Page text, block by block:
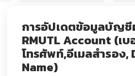
การอัปเดตข้อมูลบัญชี
RMUTL Account (เบ
โทรศัพท์,อีเมลสำรอง,
Name)